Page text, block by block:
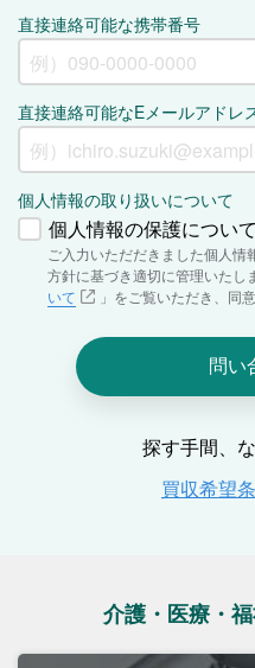
介護・医療・